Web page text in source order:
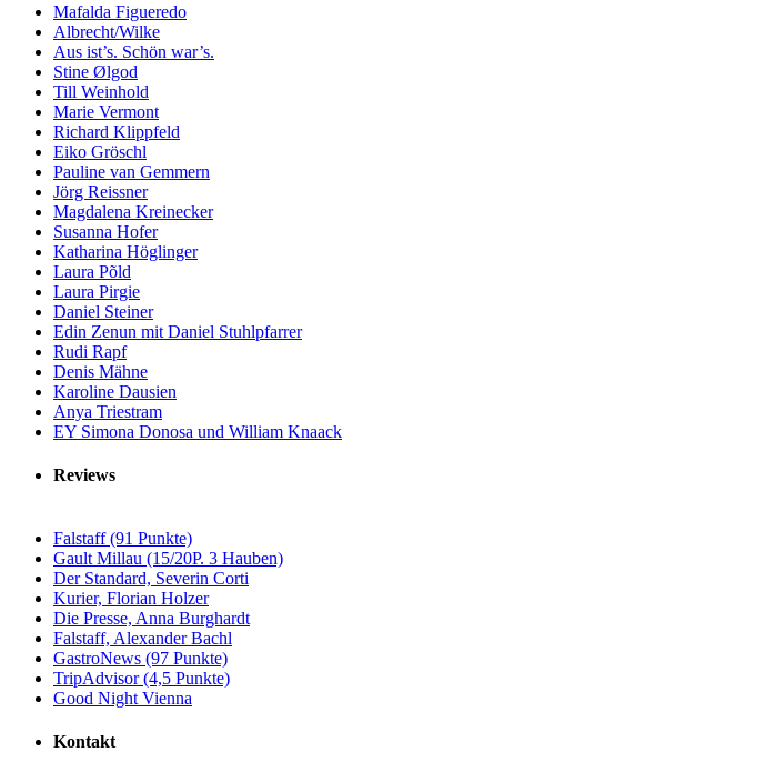
Mafalda Figueredo
Albrecht/Wilke
Aus ist’s. Schön war’s.
Stine Ølgod
Till Weinhold
Marie Vermont
Richard Klippfeld
Eiko Gröschl
Pauline van Gemmern
Jörg Reissner
Magdalena Kreinecker
Susanna Hofer
Katharina Höglinger
Laura Põld
Laura Pirgie
Daniel Steiner
Edin Zenun mit Daniel Stuhlpfarrer
Rudi Rapf
Denis Mähne
Karoline Dausien
Anya Triestram
EY Simona Donosa und William Knaack
Reviews
Falstaff (91 Punkte)
Gault Millau (15/20P. 3 Hauben)
Der Standard, Severin Corti
Kurier, Florian Holzer
Die Presse, Anna Burghardt
Falstaff, Alexander Bachl
GastroNews (97 Punkte)
TripAdvisor (4,5 Punkte)
Good Night Vienna
Kontakt